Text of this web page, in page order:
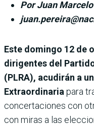
Por Juan
Este domingo 12 de
dirigentes del
(PLRA), acudirán a
Extraordinaria para
concertaciones con
con miras a las